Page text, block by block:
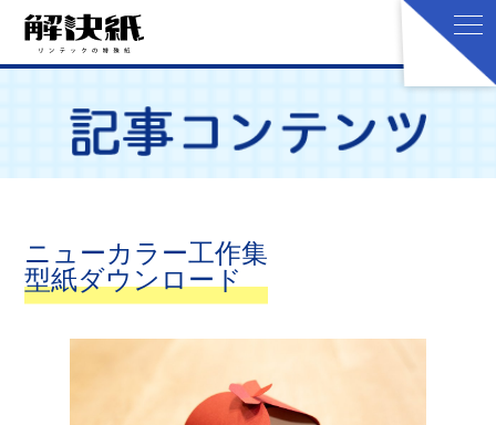
ニューカラー工作集
型紙ダウンロード